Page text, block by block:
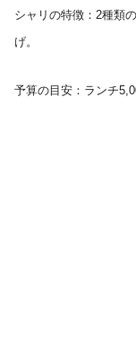
シャリの特徴：2種類
げ。
予算の目安：ランチ